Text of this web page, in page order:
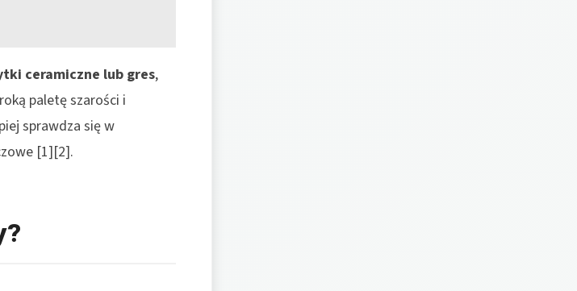
ceramiczne lub gres,
paletę szarości i
sprawdza się w
[1][2].